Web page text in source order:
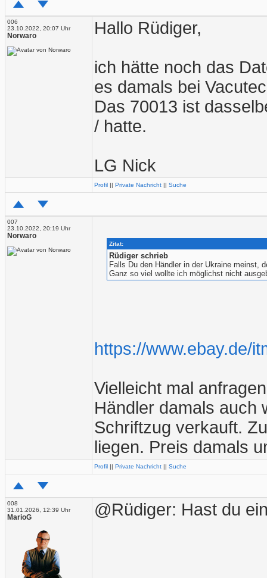
006
23.10.2022, 20:07 Uhr
Norwaro Hallo Rüdiger,
ich hätte noch das
es damals bei
Das 70013 ist
/ hatte.
LG Nick
Profil || Private Nachricht || Suche
007
23.10.2022, 20:19 Uhr
Norwaro
Zitat:
Rüdiger schrieb
Falls Du den Händler in der Ukraine meinst,
Ganz so viel wollte ich möglichst nicht
https://www.ebay.de/
Vielleicht mal
Händler damals auch
Schriftzug verkauft.
liegen. Preis damals
Profil || Private Nachricht || Suche
008
31.01.2026, 12:39 Uhr
MarioG @Rüdiger: Hast du